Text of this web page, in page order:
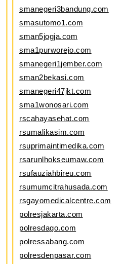
smanegeri3bandung.com
smasutomo1.com
sman5jogja.com
sma1purworejo.com
smanegeri1jember.com
sman2bekasi.com
smanegeri47jkt.com
sma1wonosari.com
rscahayasehat.com
rsumalikasim.com
rsuprimaintimedika.com
rsarunlhokseumaw.com
rsufauziahbireu.com
rsumumcitrahusada.com
rsgayomedicalcentre.com
polresjakarta.com
polresdago.com
polressabang.com
polresdenpasar.com